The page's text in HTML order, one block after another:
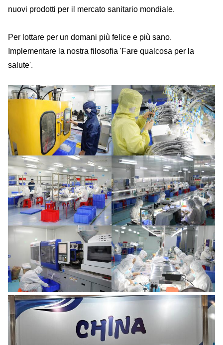
nuovi prodotti per il mercato sanitario mondiale.
Per lottare per un domani più felice e più sano.
Implementare la nostra filosofia 'Fare qualcosa per la
salute'.